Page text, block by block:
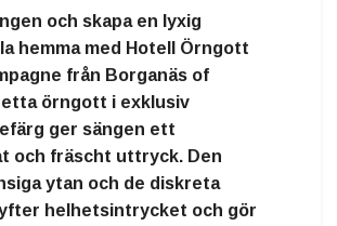
och skapa en lyxig
hemmamed Hotell Örngott
från Borganäs of
örngott i exklusiv
ger sängen ett
och fräscht uttryck. Den
ytan och de diskreta
helhetsintrycket och gör